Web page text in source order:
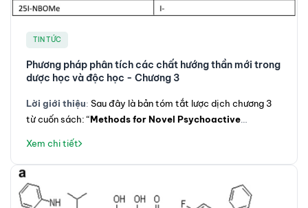
TIN TỨC
Phương pháp phân tích các chất hướng thần mới trong
dược học và độc học - Chương 3
Lời giới thiệu: Sau đây là bản tóm tắt lược dịch chương 3
từ cuốn sách:“Methods for Novel Psychoactive
Scheidweiler; DOI:https://doi.org/10.1007/978-1-0716-
2605-4_
Người dịch, TS. Lê Sĩ Hưng, tốt nghiệp tiến sĩ
tại đại học BOKU Vienna (Cộng hoà Áo) ngành hoá phân
Xem chi tiết